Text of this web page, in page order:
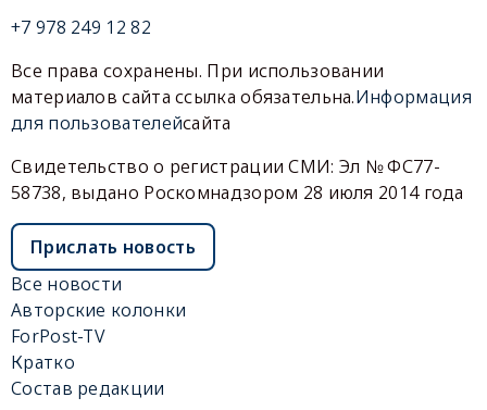
+7 978 249 12 82
Все права сохранены. При использовании
материалов сайта ссылка обязательна.Информация
для пользователейсайта
Свидетельство о регистрации СМИ: Эл № ФС77-
58738, выдано Роскомнадзором 28 июля 2014 года
Прислать новость
Все новости
Авторские колонки
ForPost-TV
Кратко
Состав редакции